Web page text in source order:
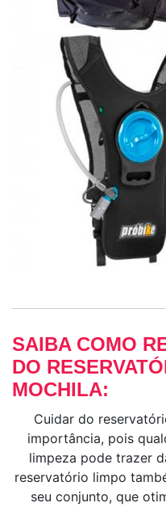
SAIBA COMO
DO
MOCHILA:
Cuidar do
importância, pois
limpeza pode trazer
reservatório limpo
seu conjunto, que